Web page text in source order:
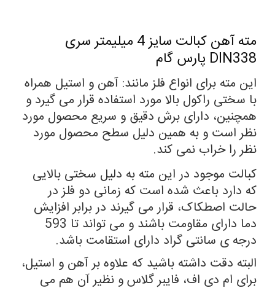
مته آهن کبالت سایز 4 میلیمتر سری
DIN338 پارس گام
این مته برای انواع فلز مانند: آهن و استیل همراه
با سختی راکول بالا مورد استفاده قرار می گیرد و
همچنین، دارای برش دقیق و سریع محصول مورد
نظر است و به همین دلیل سطح محصول مورد
نظر را خراب نمی کند.
کبالت موجود در این مته به دلیل سختی بالایی
که دارد باعث شده است که زمانی دو فلز در
حالت اصطکاک، قرار می گیرند در برابر افزایش
دما دارای مقاومت باشند و می تواند تا 593
درجه ی سانتی گراد دارای استقامت باشد.
البته دقت داشته باشید که علاوه بر آهن و استیل،
برای ام دی اف، فایبر گلاس و نظیر آن هم می